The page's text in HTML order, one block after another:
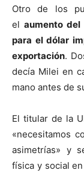
Otro de los
el aumento del
para el dólar
exportación.
decía Milei en
mano antes de
El titular de la
«necesitamos
asimetrías» y
física y social